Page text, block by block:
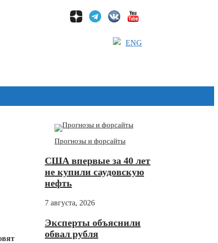
ENG
Прогнозы и форсайты
США впервые за 40 лет
не купили саудовскую
нефть
7 августа, 2026
Эксперты объяснили
обвал рубля